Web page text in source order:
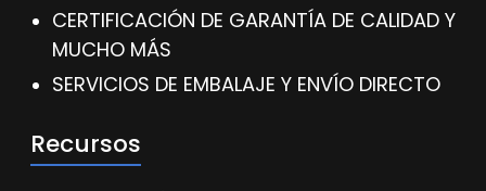
CERTIFICACIÓN DE GARANTÍA DE CALIDAD Y
MUCHO MÁS
SERVICIOS DE EMBALAJE Y ENVÍO DIRECTO
Recursos